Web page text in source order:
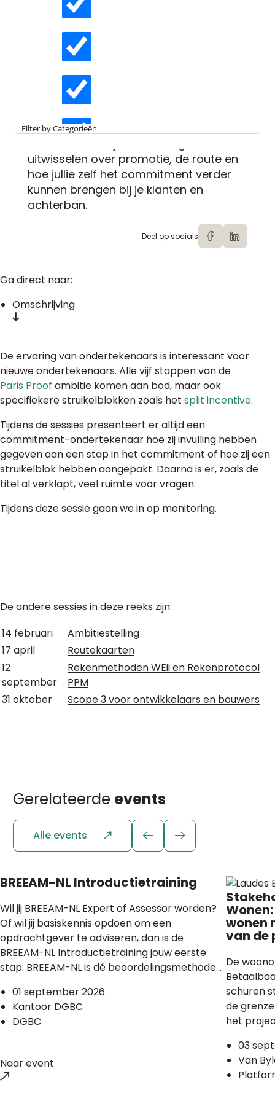
Longreads
Partnernieuws
Filter by Categorieën
di 27 juni 2023 12:00
In 2023 vinden er zes vragenuurtjes
plaats. Tijdens deze laagdrempelige
hetParis Proof Commitment
uitwisselen over promotie, de route en
hoe jullie zelf het commitment verder
kunnen brengen bij je klanten en
achterban.
Deel op socials
Ga direct naar:
Omschrijving
De ervaring van ondertekenaars is interessant voor
nieuwe ondertekenaars. Alle vijf stappen van de
Paris Proof ambitie komen aan bod, maar ook
specifiekere struikelblokken zoals het split incentive.
Tijdens de sessies presenteert er altijd een
commitment-ondertekenaar hoe zij invulling hebben
gegeven aan een stap in het commitment of hoe zij een
struikelblok hebben aangepakt. Daarna is er, zoals de
titel al verklapt, veel ruimte voor vragen.
Tijdens deze sessie gaan we in op monitoring.
De andere sessies in deze reeks zijn:
14 februari
Ambitiestelling
17 april
Routekaarten
12
september
Rekenmethoden WEii en Rekenprotocol
PPM
31 oktober
Scope 3 voor ontwikkelaars en bouwers
Gerelateerde events
Alle events
BREEAM-NL Introductietraining
Wil jij BREEAM-NL Expert of Assessor worden?
Of wil jij basiskennis opdoen om een
opdrachtgever te adviseren, dan is de
BREEAM-NL Introductietraining jouw eerste
stap. BREEAM-NL is dé beoordelingsmethode...
01 september 2026
Kantoor DGBC
DGBC
Naar event
wonen
van de
De
schuren
de
het
03
Van